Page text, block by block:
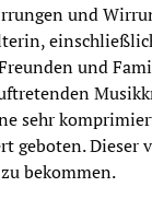
und
und
sehr
geboten. Dieser
bekommen.